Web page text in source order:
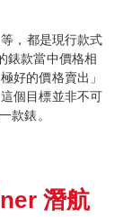
，都是現行款式
錶款當中價格相
好的價格賣出」
個目標並非不可
款錶。
潛航